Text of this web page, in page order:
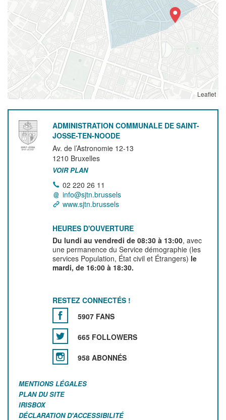
Leaflet
ADMINISTRATION COMMUNALE DE SAINT-
JOSSE-TEN-NOODE
Av. de l’Astronomie 12-13
1210 Bruxelles
VOIR PLAN
02 220 26 11
info@sjtn.brussels
www.sjtn.brussels
HEURES D'OUVERTURE
Du lundi au vendredi de 08:30 à 13:00, avec
une permanence du Service démographie (les
services Population, État civil et Étrangers) le
mardi, de 16:00 à 18:30.
RESTEZ CONNECTÉS !
5907 FANS
665 FOLLOWERS
958 ABONNÉS
MENTIONS LÉGALES
PLAN DU SITE
IRISBOX
DÉCLARATION D'ACCESSIBILITÉ